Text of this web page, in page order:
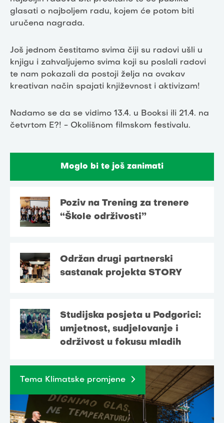
glasati o najboljem radu, kojem će potom biti
uručena nagrada.
Još jednom čestitamo svima čiji su radovi ušli u
knjigu i zahvaljujemo svima koji su poslali radovi
te nam pokazali da postoji želja na ovakav
kreativan način spajati književnost i aktivizam!
Nadamo se da se vidimo 13.4. u Booksi ili 21.4. na
četvrtom E?! - Okolišnom filmskom festivalu.
Moglo bi te još zanimati
Poziv na Trening za trenere
“Škole održivosti”
Održan drugi partnerski
sastanak projekta STORY
Studijska posjeta u Podgorici:
umjetnost, sudjelovanje i
održivost u fokusu mladih
Tema Klimatske promjene